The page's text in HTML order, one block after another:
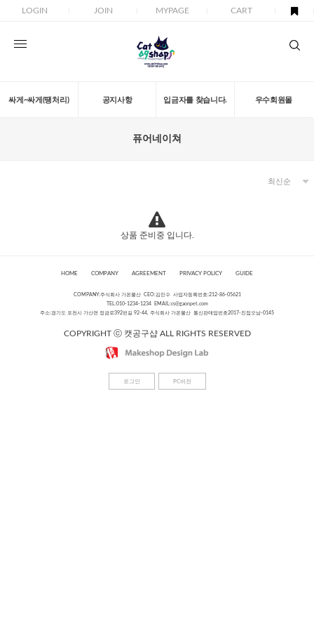
LOGIN JOIN MYPAGE CART
싸게~싸게(땡처리) 공지사항 입금자를 찾습니다. 우수회원몰
퓨어네이쳐
상품 준비중 입니다.
HOME COMPANY AGREEMENT PRIVACY POLICY GUIDE
COMPANY:주식회사 가온물산 CEO:김민수 사업자등록번호:212-86-05621
TEL:010-1234-1234 EMAIL:cs@gaonpet.com
주소:경기도 포천시 가산면 정금로392번길 92-44, 주식회사 가온물산 통신판매업번호2017-진접오남-0145
COPYRIGHT ⓒ 캣공구샵 ALL RIGHTS RESERVED
로그인 PC버전